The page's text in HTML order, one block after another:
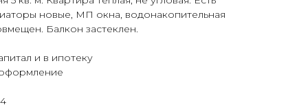
новые, МП окна, водонакопительная
Балкон застеклен.
и в ипотеку